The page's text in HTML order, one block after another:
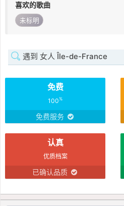
喜欢的歌曲
未标明
遇到 女人 Île-de-France
免费
100%
免费服务
认真
优质档案
已确认品质